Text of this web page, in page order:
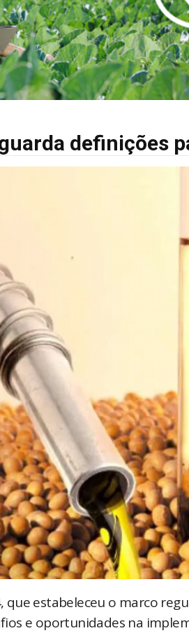
definições
que estabeleceu o marco
e oportunidades na